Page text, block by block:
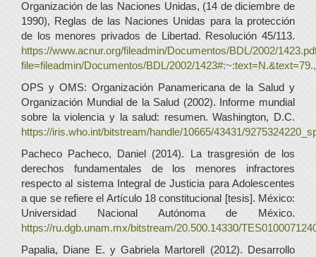
Organización de las Naciones Unidas, (14 de diciembre de
1990), Reglas de las Naciones Unidas para la protección
de los menores privados de Libertad. Resolución 45/113.
https://www.acnur.org/fileadmin/Documentos/BDL/2002/
file=fileadmin/Documentos/BDL/2002/
OPS y OMS: Organización Panamericana de la Salud y
Organización Mundial de la Salud (2002). Informe mundial
sobre la violencia y la salud: resumen. Washington, D.C.
https://iris.who.int/bitstream/handle/10665/43431/
Pacheco Pacheco, Daniel (2014). La trasgresión de los
derechos fundamentales de los menores infractores
respecto al sistema Integral de Justicia para Adolescentes
a que se refiere el Artículo 18 constitucional [tesis]. México:
Universidad Nacional Autónoma de México.
https://ru.dgb.unam.mx/bitstream/20.500.14330/
Papalia, Diane E. y Gabriela Martorell (2012). Desarrollo